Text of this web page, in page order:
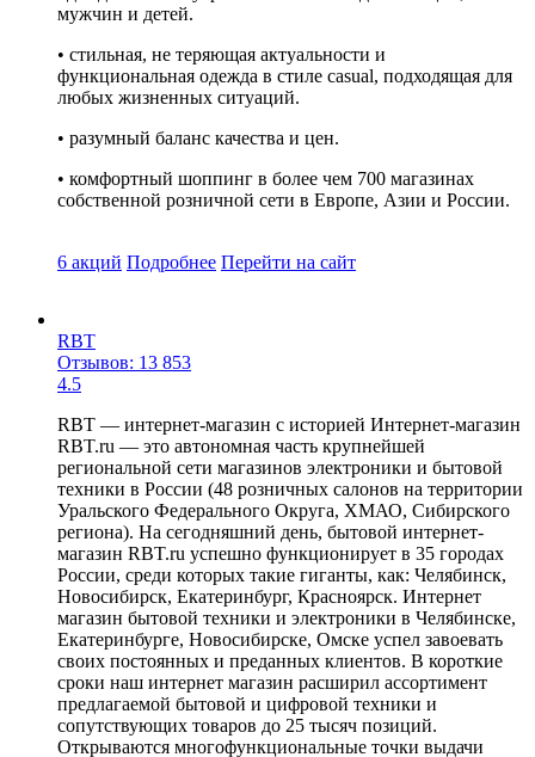
мужчин и детей.
• стильная, не теряющая актуальности и
функциональная одежда в стиле casual, подходящая для
любых жизненных ситуаций.
• разумный баланс качества и цен.
• комфортный шоппинг в более чем 700 магазинах
собственной розничной сети в Европе, Азии и России.
6 акций Подробнее Перейти на сайт
RBT
Отзывов: 13 853
4.5
RBT — интернет-магазин с историей Интернет-магазин
RBT.ru — это автономная часть крупнейшей
региональной сети магазинов электроники и бытовой
техники в России (48 розничных салонов на территории
Уральского Федерального Округа, ХМАО, Сибирского
региона). На сегодняшний день, бытовой интернет-
магазин RBT.ru успешно функционирует в 35 городах
России, среди которых такие гиганты, как: Челябинск,
Новосибирск, Екатеринбург, Красноярск. Интернет
магазин бытовой техники и электроники в Челябинске,
Екатеринбурге, Новосибирске, Омске успел завоевать
своих постоянных и преданных клиентов. В короткие
сроки наш интернет магазин расширил ассортимент
предлагаемой бытовой и цифровой техники и
сопутствующих товаров до 25 тысяч позиций.
Открываются многофункциональные точки выдачи